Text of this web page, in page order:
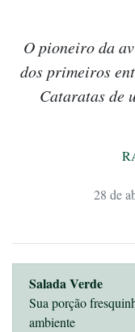
O pioneiro da
dos primeiros
Cataratas de
28 de
Salada Verde
Sua porção
ambiente